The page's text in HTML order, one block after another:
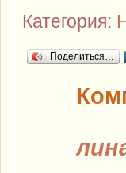
Категория:
Поделиться…